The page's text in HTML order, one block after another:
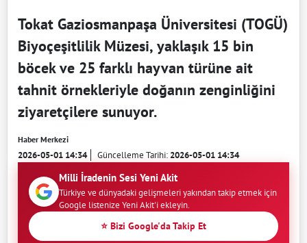
Tokat Gaziosmanpaşa Üniversitesi (TOGÜ)
Biyoçeşitlilik Müzesi, yaklaşık 15 bin
böcek ve 25 farklı hayvan türüne ait
tahnit örnekleriyle doğanın zenginliğini
ziyaretçilere sunuyor.
Haber Merkezi
2026-05-01 14:34 Güncelleme Tarihi:2026-05-01 14:34
Milli İradenin Sesi Yeni Akit
Türkiye ve dünyadaki gelişmeleri yakından takip etmek için
Google listenize Yeni Akit'i ekleyin.
⭐ Bizi Google'da Takip Et